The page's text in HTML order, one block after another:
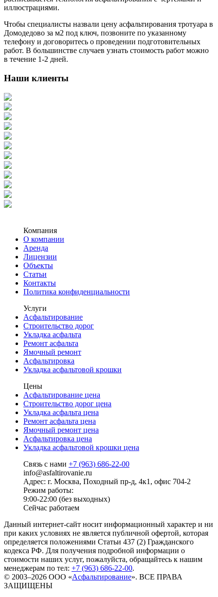
иллюстрациями.
Чтобы специалисты назвали цену асфальтирования тротуара в
Домодедово за м2 под ключ, позвоните по указанному
телефону и договоритесь о проведении подготовительных
работ. В большинстве случаев узнать стоимость работ можно
в течение 1-2 дней.
Наши клиенты
Компания
О компании
Аренда
Лицензии
Объекты
Статьи
Контакты
Политика конфиденциальности
Услуги
Асфальтирование
Строительство дорог
Укладка асфальта
Ремонт асфальта
Ямочный ремонт
Асфальтировка
Укладка асфальтовой крошки
Цены
Асфальтирование цена
Строительство дорог цена
Укладка асфальта цена
Ремонт асфальта цена
Ямочный ремонт цена
Асфальтировка цена
Укладка асфальтовой крошки цена
Связь с нами +7 (963) 686-22-00
info@asfaltirovanie.ru
Адрес: г. Москва, Походный пр-д, 4к1, офис 704-2
Режим работы:
9:00-22:00 (без выходных)
Сейчас работаем
Данный интернет-сайт носит информационный характер и ни
при каких условиях не является публичной офертой, которая
определяется положениями Статьи 437 (2) Гражданского
кодекса РФ. Для получения подробной информации о
стоимости наших услуг, пожалуйста, обращайтесь к нашим
менеджерам по тел: +7 (963) 686-22-00.
© 2003–2026 ООО «Асфальтирование». ВСЕ ПРАВА
ЗАЩИЩЕНЫ